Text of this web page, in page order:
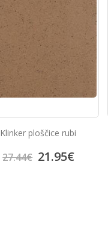
Klinker ploščice rubi
27.44€ 21.95€